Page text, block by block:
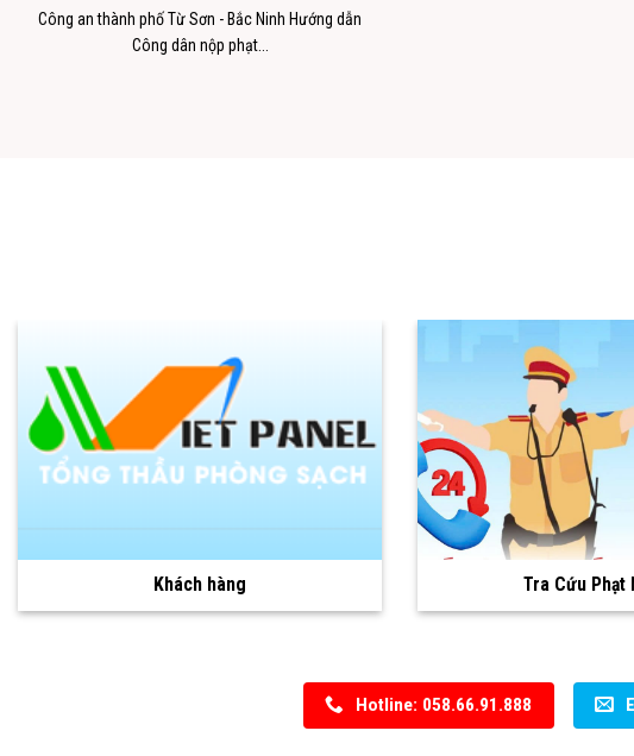
Công an thành phố Từ Sơn - Bắc Ninh Hướng dẫn
Công dân nộp phạt...
Khách hàng Khách
Hotline: 058.66.91.888